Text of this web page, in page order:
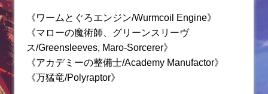
《ワームとぐろエンジン/Wurmcoil Engine》
《マローの魔術師、グリーンスリーヴ
ス/Greensleeves, Maro-Sorcerer》
《アカデミーの整備士/Academy Manufactor》
《万猛竜/Polyraptor》